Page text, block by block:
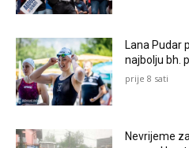
Lana Pudar
najbolju bh.
prije 8 sati
Nevrijeme